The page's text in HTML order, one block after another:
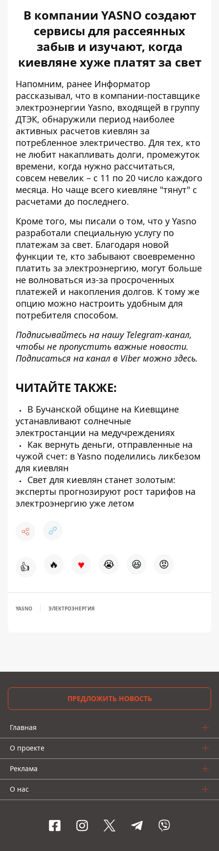
В компании YASNO создают
сервисы для рассеянных
забыв и изучают, когда
киевляне хуже платят за свет
Напомним, ранее Информатор
рассказывал, что в компании-поставщике
электроэнергии Yasno, входящей в группу
ДТЭК, обнаружили период наиболее
активных расчетов киевлян за
потребленное электричество. Для тех, кто
не любит накапливать долги, промежуток
времени, когда нужно рассчитаться,
совсем невелик – с 11 по 20 число каждого
месяца. Но чаще всего киевляне "тянут" с
расчетами до последнего.
Кроме того, мы писали о том, что у Yasno
разработали специальную услугу по
платежам за свет. Благодаря новой
функции те, кто забывают своевременно
платить за электроэнергию, могут больше
не волноваться из-за просроченных
платежей и накопления долгов. К тому же
опцию можно настроить удобным для
потребителя способом.
Подписывайтесь на нашу Telegram-канал,
чтобы не пропустить важные новости.
Подписаться на канал в Viber можно здесь.
ЧИТАЙТЕ ТАКЖЕ:
В Бучанской общине на Киевщине
устанавливают солнечные
электростанции на медучреждениях
Как вернуть деньги, отправленные на
чужой счет: в Yasno поделились ликбезом
для киевлян
Свет для киевлян станет золотым:
эксперты прогнозируют рост тарифов на
электроэнергию уже летом
👍 🔥 ♥ 😭 😆 😡
YASNO ЭЛЕКТРОЭНЕРГИЯ
ПРЕДЛОЖИТЬ НОВОСТЬ
Главная
О проекте
Реклама
О нас